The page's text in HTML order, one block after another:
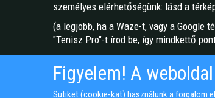
személyes elérhetőségünk: lásd a
(a legjobb, ha a Waze-t, vagy a Google
"Tenisz Pro"-t írod be, így mindkettő
Honlapkészítés: Ujlap.hu
Figyelem! A
Sütiket (cookie-kat) használunk a forgalom